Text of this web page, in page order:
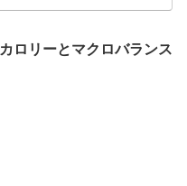
ロリーとマクロバランス